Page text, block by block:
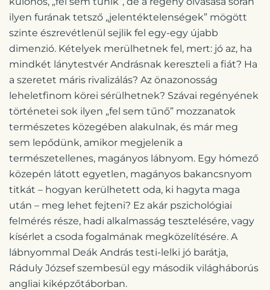
ilyen furának tetsző „jelentéktelenségek” mögött
szinte észrevétlenül sejlik fel egy-egy újabb
dimenzió. Kételyek merülhetnek fel, mert: jó az, ha
mindkét lánytestvér Andrásnak kereszteli a fiát? Ha
a szeretet máris rivalizálás? Az önazonosság
leheletfinom körei sérülhetnek? Szávai regényének
történetei sok ilyen „fel sem tűnő” mozzanatok
természetes közegében alakulnak, és már meg
sem lepődünk, amikor megjelenik a
természetellenes, magányos lábnyom. Egy hómező
közepén látott egyetlen, magányos bakancsnyom
titkát – hogyan kerülhetett oda, ki hagyta maga
után – meg lehet fejteni? Ez akár pszichológiai
felmérés része, hadi alkalmasság tesztelésére, vagy
kísérlet a csoda fogalmának megközelítésére. A
lábnyommal Deák András testi-lelki jó barátja,
Ráduly József szembesül egy második világháborús
angliai kiképzőtáborban.